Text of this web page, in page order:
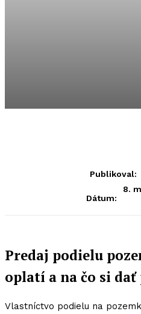
Publikoval:
Dátum:
8.
Predaj podielu
oplatí a na čo si dať
Vlastníctvo podielu na